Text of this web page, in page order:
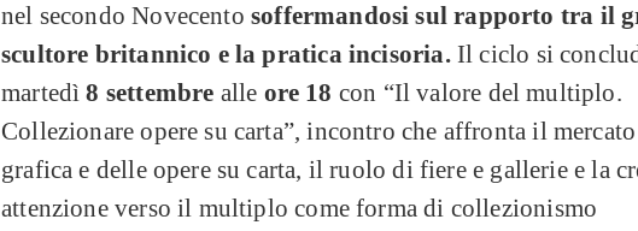
nel secondo Novecento soffermandosi sul rapporto tra il
scultore britannico e la pratica incisoria.Il ciclo si
martedì8 settembre alle ore 18 con “Il valore del multiplo.
Collezionare opere su carta”, incontro che affronta il
grafica e delle opere su carta, il ruolo di fiere e gallerie e la
attenzione verso il multiplo come forma di collezionismo